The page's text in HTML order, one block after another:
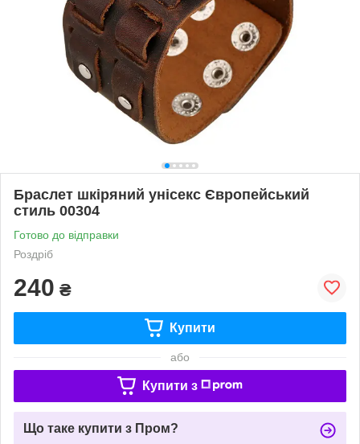
Браслет шкіряний унісекс Європейський
стиль 00304
Готово до відправки
Роздріб
240 ₴
Купити
або
Купити з
Що таке купити з Пром?